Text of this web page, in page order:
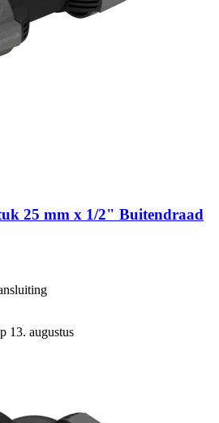
25 mm x 1/2" Buitendraad
13. augustus